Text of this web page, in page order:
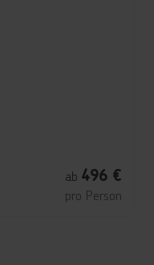
ab 496 €
pro Person